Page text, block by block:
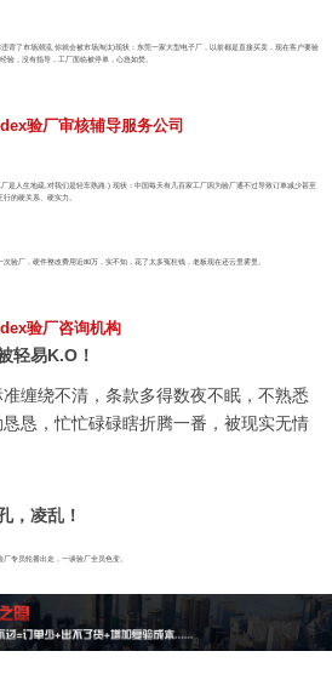
背了市场潮流,你就会被市场淘汰)现状：东莞一家大型电子厂，以前都是直接买卖，现在客户要验
验，没有指导，工厂面临被停单，心急如焚。
验厂审核辅导服务公司
是人生地疏,对我们是轻车熟路.) 现状：中国每天有几百家工厂因为验厂通不过导致订单减少甚至
的硬关系、硬实力。
验厂，硬件整改费用近80万，实不知，花了太多冤枉钱，老板现在还云里雾里。
验厂咨询机构
轻易K.O！
缠绕不清，条款多得数夜不眠，不熟悉
恳，忙忙碌碌瞎折腾一番，被现实无情
，凌乱！
专员轮番出走，一谈验厂全员色变。